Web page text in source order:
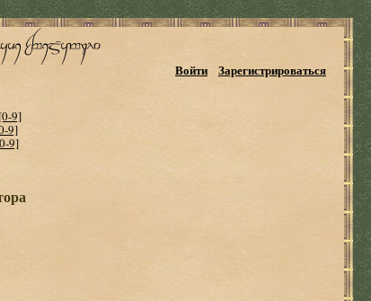
Войти Зарегистрироваться
[0-9]
9]
9]